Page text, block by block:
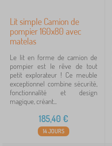
Lit simple Camion de
pompier 160x80 avec
matelas
Le lit en forme de camion de
pompier est le rêve de tout
petit explorateur ! Ce meuble
exceptionnel combine sécurité,
fonctionnalité et design
magique, créant...
185,40 €
14 JOURS